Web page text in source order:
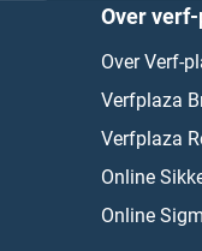
Over verf-
Over Verf-
Verfplaza
Verfplaza
Online
Online